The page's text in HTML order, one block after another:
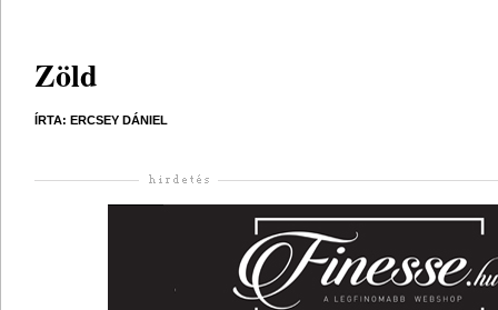
Zöld
ÍRTA: ERCSEY DÁNIEL